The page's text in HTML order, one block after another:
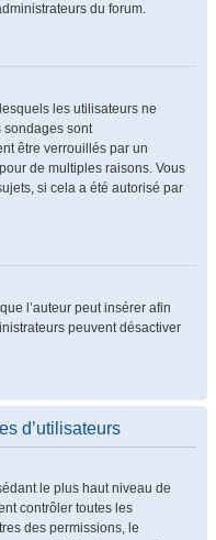
du forum.
les utilisateurs ne
sondages sont
être verrouillés par un
de multiples raisons. Vous
si cela a été autorisé par
l’auteur peut insérer afin
peuvent désactiver
d’utilisateurs
le plus haut niveau de
contrôler toutes les
des permissions, le